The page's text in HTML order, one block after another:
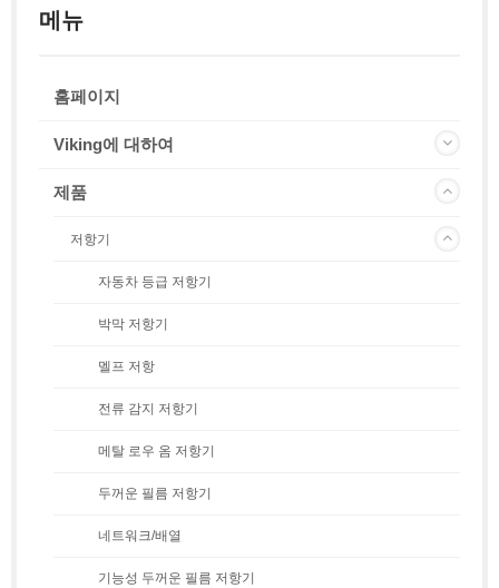
메뉴
홈페이지
Viking에 대하여
제품
저항기
자동차 등급 저항기
박막 저항기
멜프 저항
전류 감지 저항기
메탈 로우 옴 저항기
두꺼운 필름 저항기
네트워크/배열
기능성 두꺼운 필름 저항기